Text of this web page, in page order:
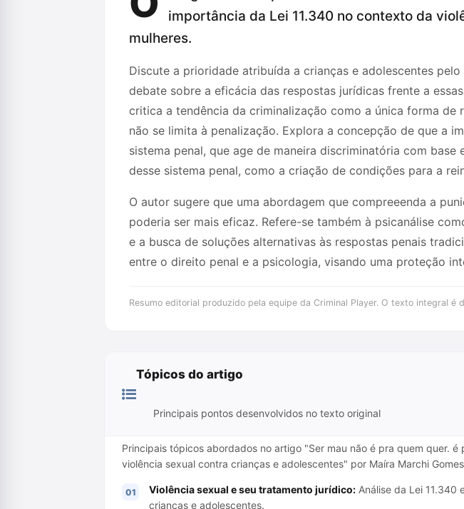
importância da Lei 11.340 no contexto da
mulheres.
Discute a prioridade atribuída a crianças e adolescentes
debate sobre a eficácia das respostas jurídicas frente a
critica a tendência da criminalização como a única forma
não se limita à penalização. Explora a concepção de que a
sistema penal, que age de maneira discriminatória com
desse sistema penal, como a criação de condições para a
O autor sugere que uma abordagem que compreeenda a
poderia ser mais eficaz. Refere-se também à psicanálise
e a busca de soluções alternativas às respostas penais
entre o direito penal e a psicologia, visando uma proteção
Resumo editorial produzido pela equipe da Criminal Player. O texto integral
Tópicos do artigo
Principais pontos desenvolvidos no texto original
Principais tópicos abordados no artigo "Ser mau não é pra quem quer.
violência sexual contra crianças e adolescentes" por Maíra Marchi
Violência sexual e seu tratamento jurídico: Análise da Lei 11.340
crianças e adolescentes.